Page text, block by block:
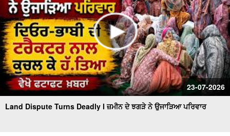
23-07-2026
Land Dispute Turns Deadly l ਜ਼ਮੀਨ ਦੇ ਝਗੜੇ ਨੇ ਉਜਾੜਿਆ ਪਰਿਵਾਰ